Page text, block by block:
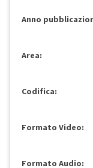
Anno
Area:
Codifica:
Formato Video:
Formato Audio: